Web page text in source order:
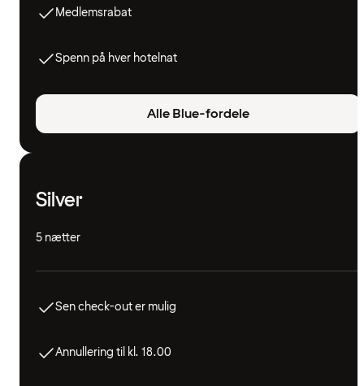
Medlemsrabat
Spenn på hver hotelnat
Alle Blue-fordele
Silver
5 nætter
Sen check-out er mulig
Annullering til kl. 18.00